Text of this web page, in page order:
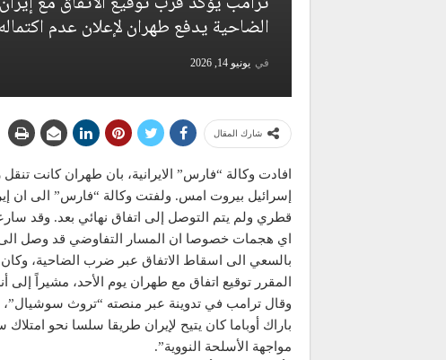
الضاحية يدفع طهران لإعلان عدم اكتماله
في يونيو 14, 2026
شارك المقال
افادت وكالة “فارس” الايرانية، بان طهران كانت
إسرائيل بيروت امس. ولفتت وكالة “فارس” الى ان
قطري ولم يتم التوصل إلى اتفاق نهائي بعد. وقد
اي هجمات خصوصا ان المسار التفاوضي قد وصل الى
بالسعي الى اسقاط الاتفاق عبر ضرب الضاحية،
المقرر توقيع اتفاق مع طهران يوم الأحد، مشيراً
وقال ترامب في تدوينة عبر منصته “تروث سوشيال”،
باراك أوباما كان يتيح لإيران طريقا سلسا نحو
مواجهة الأسلحة النووية”.